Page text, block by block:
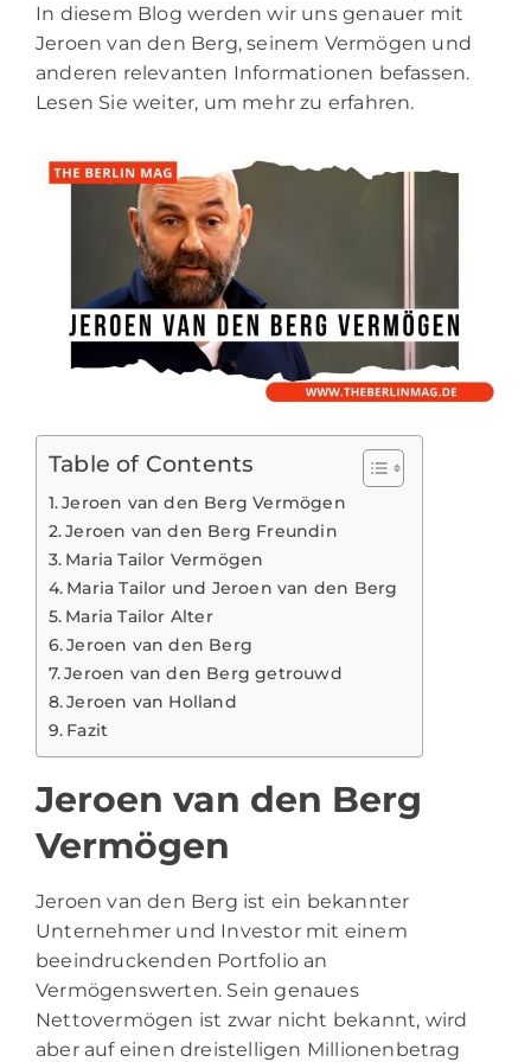
In diesem Blog werden wir uns genauer mit
Jeroen van den Berg, seinem Vermögen und
anderen relevanten Informationen befassen.
Lesen Sie weiter, um mehr zu erfahren.
Table of Contents
Jeroen van den Berg Vermögen
Jeroen van den Berg Freundin
Maria Tailor Vermögen
Maria Tailor und Jeroen van den Berg
Maria Tailor Alter
Jeroen van den Berg
Jeroen van den Berg getrouwd
Jeroen van Holland
Fazit
Jeroen van den Berg
Vermögen
Jeroen van den Berg ist ein bekannter
Unternehmer und Investor mit einem
beeindruckenden Portfolio an
Vermögenswerten. Sein genaues
Nettovermögen ist zwar nicht bekannt, wird
aber auf einen dreistelligen Millionenbetrag